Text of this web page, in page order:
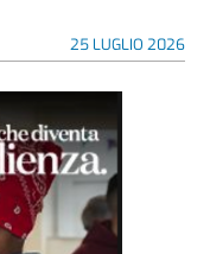
25 LUGLIO 2026